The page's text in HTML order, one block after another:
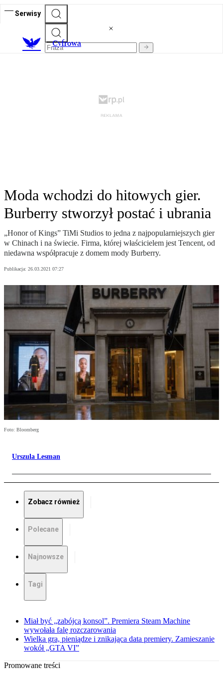
Serwisy
Cyfrowa
Moda wchodzi do hitowych gier.
Burberry stworzył postać i ubrania
„Honor of Kings” TiMi Studios to jedna z najpopularniejszych gier
w Chinach i na świecie. Firma, której właścicielem jest Tencent, od
niedawna współpracuje z domem mody Burberry.
Publikacja: 26.03.2021 07:27
Foto: Bloomberg
Urszula Lesman
Zobacz również
Polecane
Najnowsze
Tagi
Miał być „zabójcą konsol”. Premiera Steam Machine
wywołała falę rozczarowania
Wielka gra, pieniądze i znikająca data premiery. Zamieszanie
wokół „GTA VI”
Promowane treści